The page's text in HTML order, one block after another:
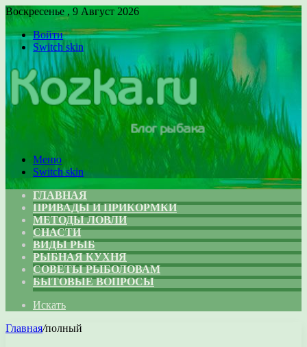
Воскресенье , 9 Август 2026
Войти
Switch skin
Меню
Switch skin
ГЛАВНАЯ
ПРИВАДЫ И ПРИКОРМКИ
МЕТОДЫ ЛОВЛИ
СНАСТИ
ВИДЫ РЫБ
РЫБНАЯ КУХНЯ
СОВЕТЫ РЫБОЛОВАМ
БЫТОВЫЕ ВОПРОСЫ
Искать
Главная/полный